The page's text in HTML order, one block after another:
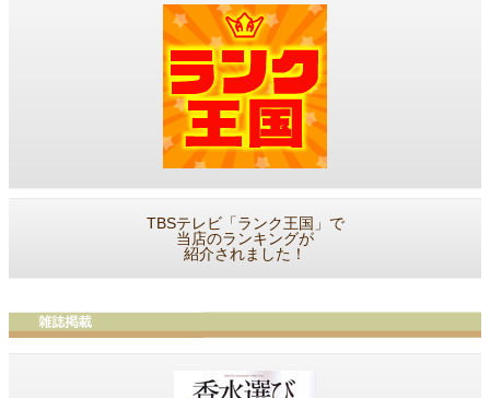
TBSテレビ「ランク王国」で
当店のランキングが
紹介されました！